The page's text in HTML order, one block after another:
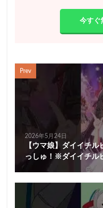
今すぐ
Prev
2026年5月24日
【ウマ娘】ダイイチ
っしゅ！※ダイイチル